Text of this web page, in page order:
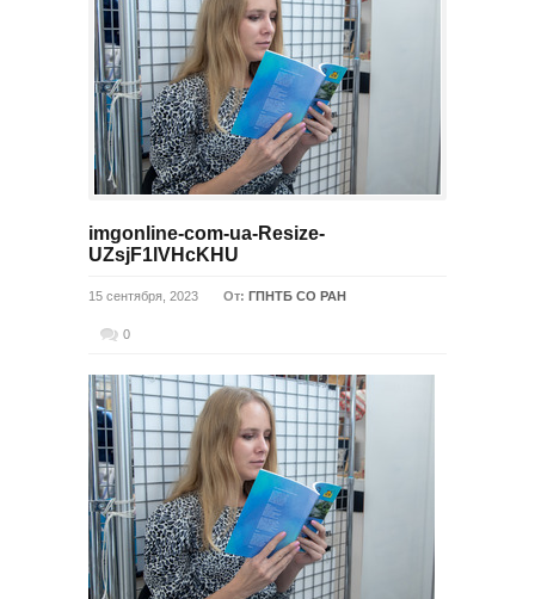
imgonline-com-ua-Resize-
UZsjF1lVHcKHU
15 сентября, 2023 От: ГПНТБ СО РАН
0